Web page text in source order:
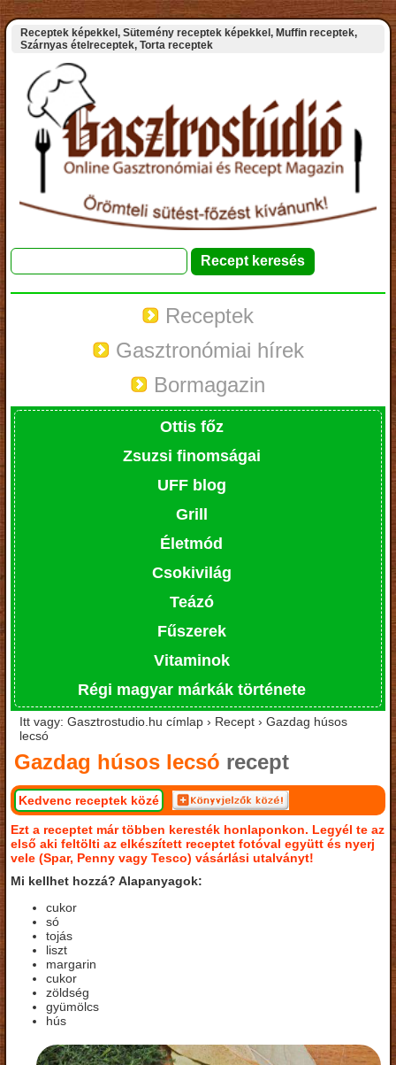
Receptek képekkel, Sütemény receptek képekkel, Muffin receptek,
Szárnyas ételreceptek, Torta receptek
Receptek
Gasztronómiai hírek
Bormagazin
Ottis főz
Zsuzsi finomságai
UFF blog
Grill
Életmód
Csokivilág
Teázó
Fűszerek
Vitaminok
Régi magyar márkák története
Itt vagy: Gasztrostudio.hu címlap › Recept › Gazdag húsos
lecsó
Gazdag húsos lecsó recept
Kedvenc receptek közé
Ezt a receptet már többen keresték honlaponkon. Legyél te az
első aki feltölti az elkészített receptet fotóval együtt és nyerj
vele (Spar, Penny vagy Tesco) vásárlási utalványt!
Mi kellhet hozzá? Alapanyagok:
cukor
só
tojás
liszt
margarin
cukor
zöldség
gyümölcs
hús